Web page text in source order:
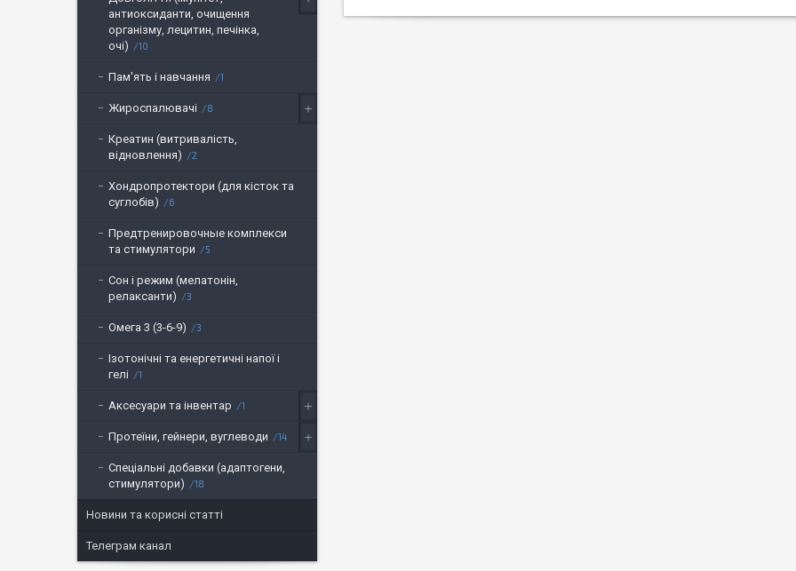
антиоксиданти, очищення
організму, лецитин, печінка,
очі)
10
Пам'ять і навчання 1
Жироспалювачі 8
Креатин (витривалість,
відновлення)
2
Хондропротектори (для кісток та
суглобів)
6
Предтренировочные комплекси
та стимулятори
5
Сон і режим (мелатонін,
релаксанти)
3
Омега 3 (3-6-9) 3
Ізотонічні та енергетичні напої і
гелі
1
Аксесуари та інвентар 1
Протеїни, гейнери, вуглеводи 14
Спеціальні добавки (адаптогени,
стимулятори)
18
Новини та корисні статті
Телеграм канал